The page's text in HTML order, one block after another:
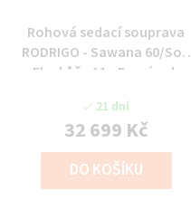
Rohová sedací souprava
RODRIGO - Sawana 60/Soft
Eko kůže 11 - Pravý roh
21 dní
32 699 Kč
DO KOŠÍKU